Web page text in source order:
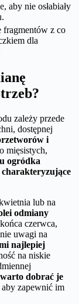
aby nie osłabiały
fragmentów z co
dla
zależy przede
dostępnej
i
mięsistych,
ogródka
charakteryzujące
lub na
odmiany
czerwca,
uwagi na
najlepiej
na niskie
warto dobrać je
aby zapewnić im